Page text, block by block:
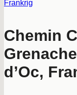
Chemin
d’Oc,